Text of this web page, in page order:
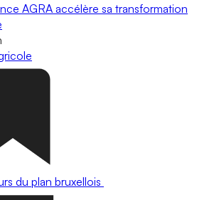
AGRA accélère sa transformation
du plan bruxellois